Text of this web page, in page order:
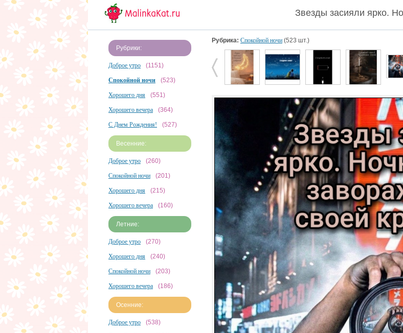
Звезды засияли ярко.
Рубрики:
Доброе утро (1151)
Спокойной ночи (523)
Хорошего дня (551)
Хорошего вечера (364)
С Днем Рождения! (527)
Весенние:
Доброе утро (260)
Спокойной ночи (201)
Хорошего дня (215)
Хорошего вечера (160)
Летние:
Доброе утро (270)
Хорошего дня (240)
Спокойной ночи (203)
Хорошего вечера (186)
Осенние:
Доброе утро (538)
Рубрика: Спокойной ночи (523 шт.)